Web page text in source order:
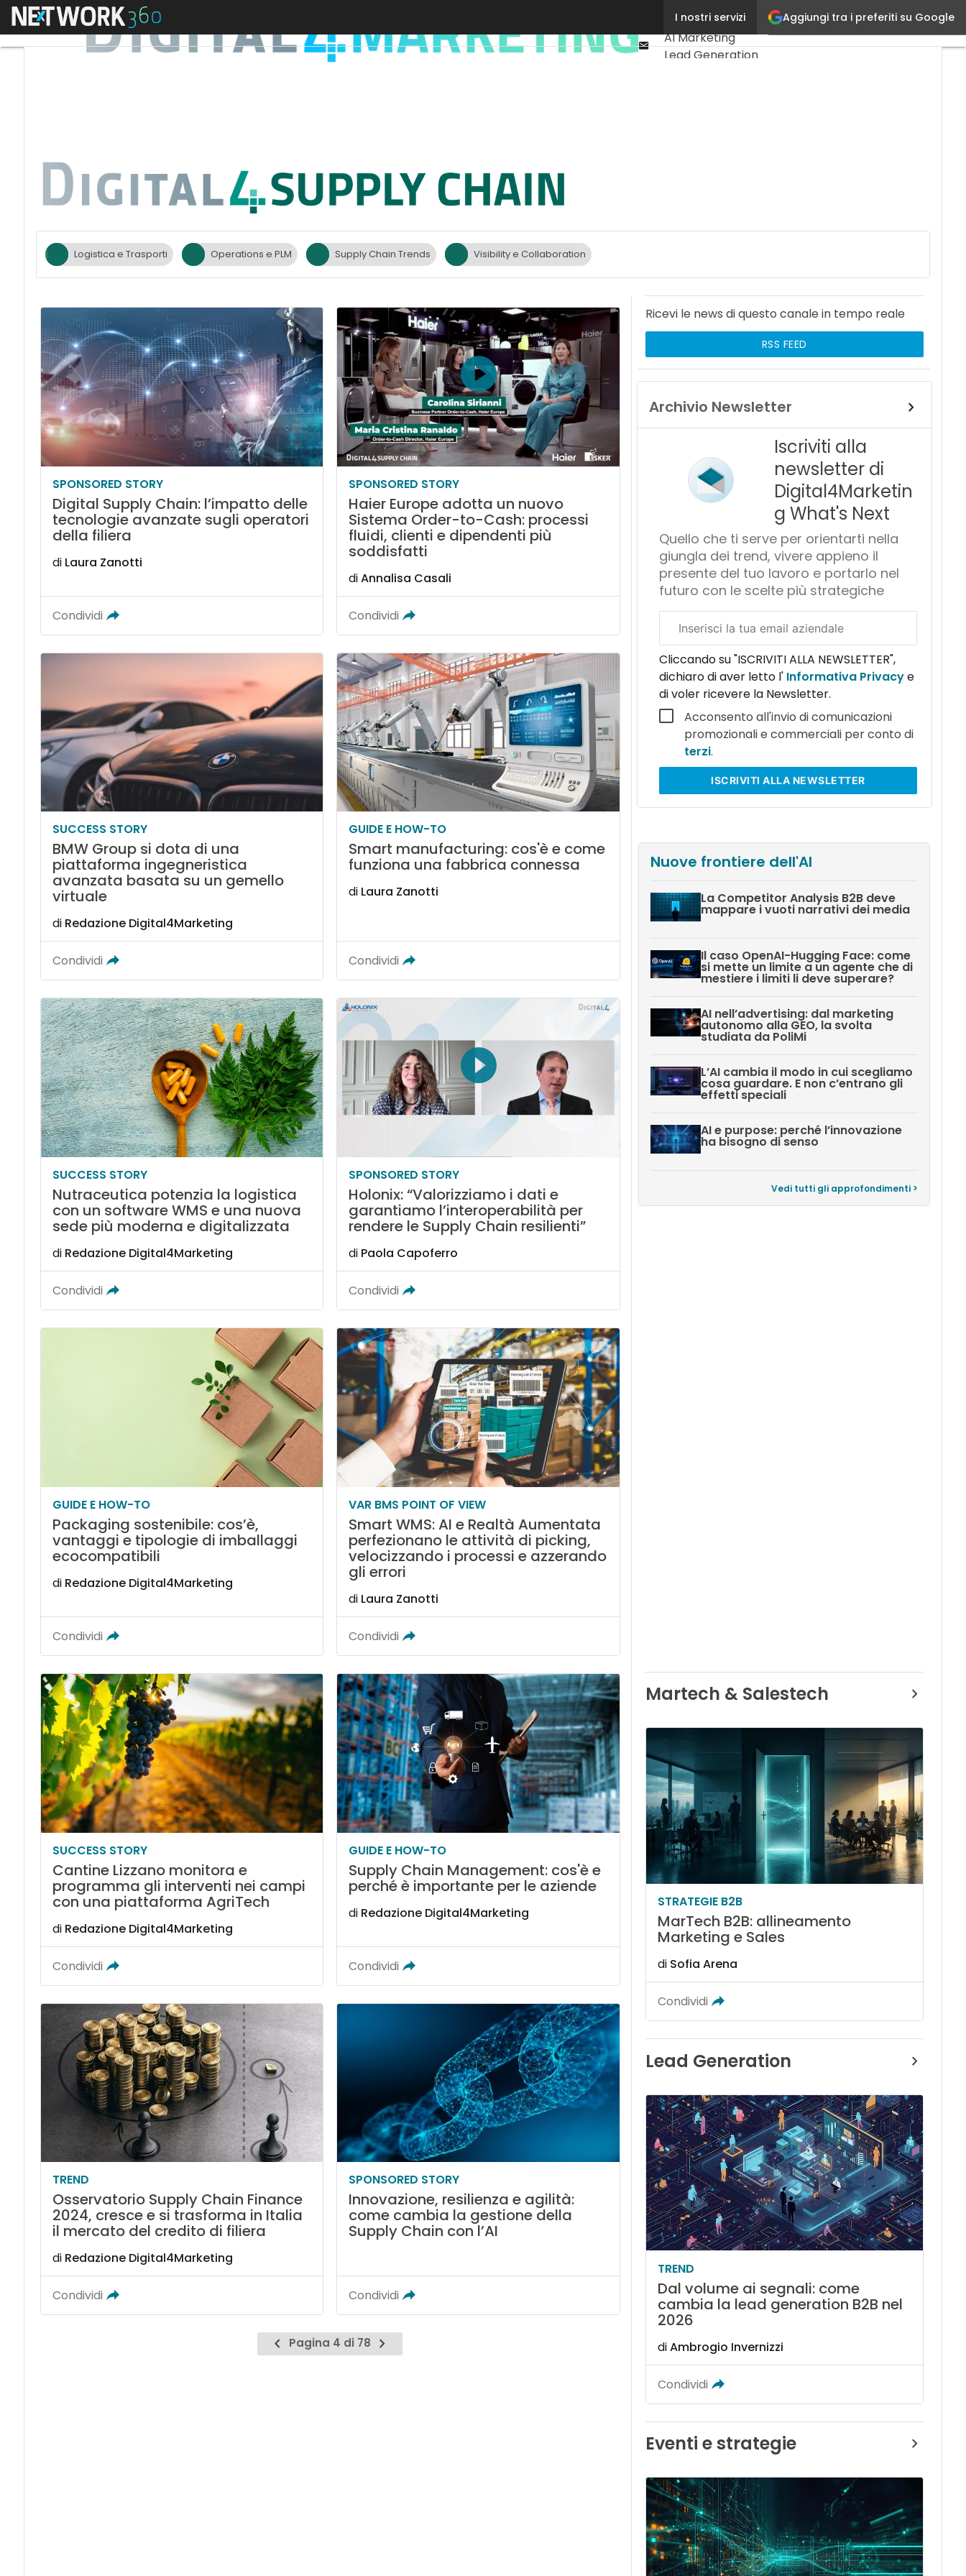
Aggiungi tra i preferiti su Google
I nostri servizi
Menu
Youtube-
play
Email
Ultimi articoli
AI Marketing
Lead Generation
Logistica e Trasporti Operations e PLM Supply Chain Trends Visibility e Collaboration
SPONSORED STORY
Digital Supply Chain: l’impatto delle
tecnologie avanzate sugli operatori
della filiera
di Laura Zanotti
Condividi
SPONSORED STORY
Haier Europe adotta un nuovo
Sistema Order-to-Cash: processi
fluidi, clienti e dipendenti più
soddisfatti
diAnnalisa Casali
Condividi
SUCCESS STORY
BMW Group si dota di una
piattaforma ingegneristica
avanzata basata su un gemello
virtuale
di Redazione Digital4Marketing
Condividi
GUIDE E HOW-TO
Smart manufacturing: cos'è e come
funziona una fabbrica connessa
di Laura Zanotti
Condividi
SUCCESS STORY
Nutraceutica potenzia la logistica
con un software WMS e una nuova
sede più moderna e digitalizzata
di Redazione Digital4Marketing
Condividi
SPONSORED STORY
Holonix: “Valorizziamo i dati e
garantiamo l’interoperabilità per
rendere le Supply Chain resilienti”
di Paola Capoferro
Condividi
GUIDE E HOW-TO
Packaging sostenibile: cos’è,
vantaggi e tipologie di imballaggi
ecocompatibili
di Redazione Digital4Marketing
Condividi
VAR BMS POINT OF VIEW
Smart WMS: AI e Realtà Aumentata
perfezionano le attività di picking,
velocizzando i processi e azzerando
gli errori
di Laura Zanotti
Condividi
SUCCESS STORY
Cantine Lizzano monitora e
programma gli interventi nei campi
con una piattaforma AgriTech
di Redazione Digital4Marketing
Condividi
GUIDE E HOW-TO
Supply Chain Management: cos'è e
perché è importante per le aziende
di Redazione Digital4Marketing
Condividi
TREND
Osservatorio Supply Chain Finance
2024, cresce e si trasforma in Italia
il mercato del credito di filiera
di Redazione Digital4Marketing
Condividi
SPONSORED STORY
Innovazione, resilienza e agilità:
come cambia la gestione della
Supply Chain con l’AI
Condividi
Pagina 4 di 78
Ricevi le news di questo canale in tempo reale
RSS FEED
Archivio Newsletter
Iscriviti alla
newsletter di
Digital4Marketin
g What's Next
Quello che ti serve per orientarti nella
giungla dei trend, vivere appieno il
presente del tuo lavoro e portarlo nel
futuro con le scelte più strategiche
aziendale
Cliccando su "ISCRIVITI ALLA NEWSLETTER",
dichiaro di aver letto l'Informativa Privacye
di voler ricevere la Newsletter.
Acconsento all'invio di comunicazioni
promozionali e commerciali per conto di
terzi.
ISCRIVITIALLA NEWSLETTER
Nuove frontiere dell'AI
La Competitor Analysis B2B deve
mappare i vuoti narrativi dei media
Il caso OpenAI-Hugging Face: come
si mette un limite a un agente che di
mestiere i limiti li deve superare?
AI nell’advertising: dal marketing
autonomo alla GEO, la svolta
studiata da PoliMi
L’AI cambia il modo in cui scegliamo
cosa guardare. E non c’entrano gli
effetti speciali
AI e purpose: perché l’innovazione
ha bisogno di senso
Vedi tutti gli approfondimenti >
Martech & Salestech
STRATEGIE B2B
MarTech B2B: allineamento
Marketing e Sales
di Sofia Arena
Condividi
Lead Generation
TREND
Dal volume ai segnali: come
cambia la lead generation B2B nel
2026
diAmbrogio Invernizzi
Condividi
Eventi e strategie